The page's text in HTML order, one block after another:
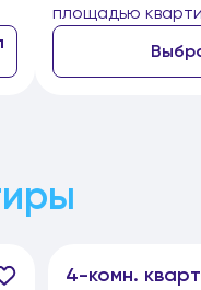
площадью
4-комн.